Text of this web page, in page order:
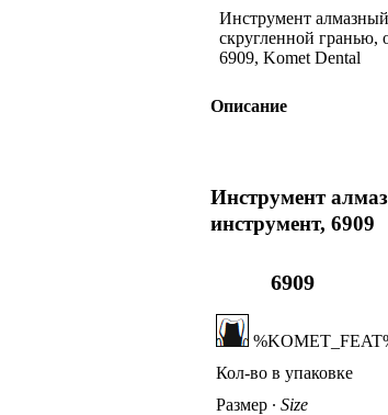
Инструмент
скругленной гранью,
6909, Komet Dental
Описание
Инструмент
инструмент, 6909
6909
Кол-во в упаковке
Размер ∙ Size